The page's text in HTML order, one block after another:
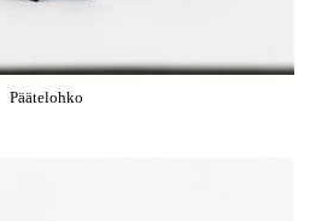
Päätelohko